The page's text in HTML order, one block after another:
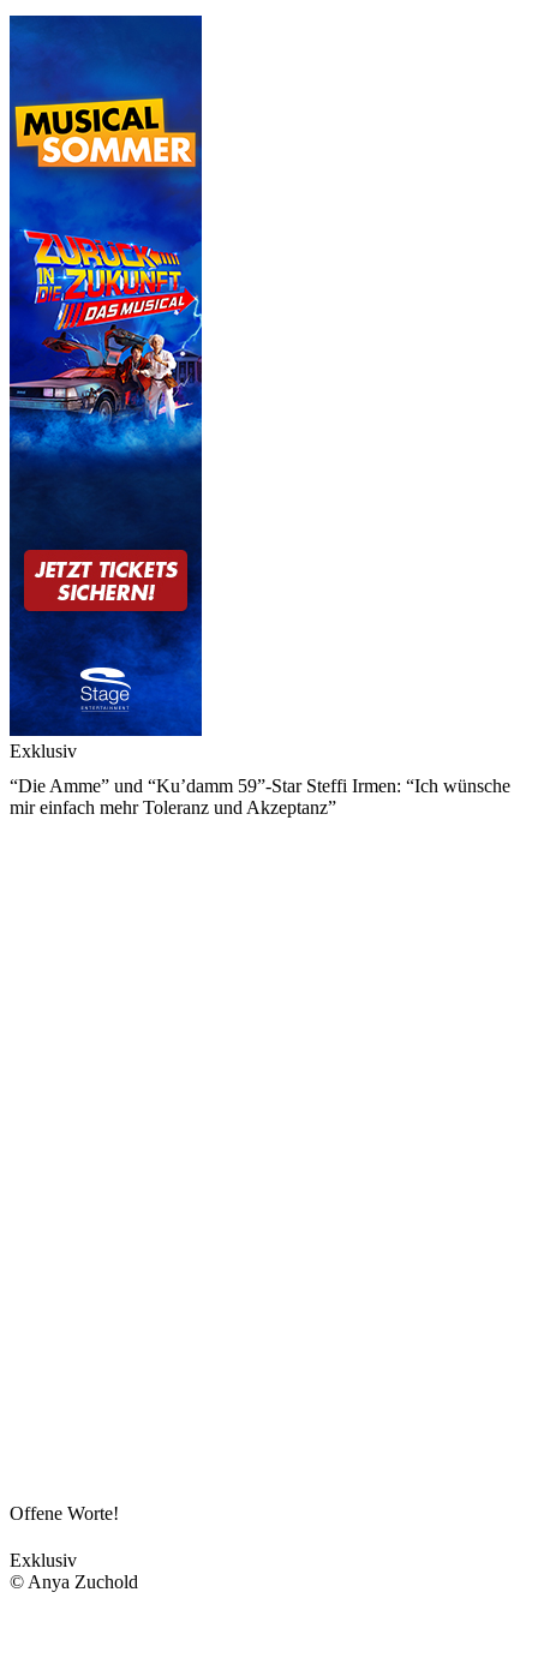
Exklusiv
“Die Amme” und “Ku’damm 59”-Star Steffi Irmen: “Ich wünsche
mir einfach mehr Toleranz und Akzeptanz”
Offene Worte!
Exklusiv
© Anya Zuchold